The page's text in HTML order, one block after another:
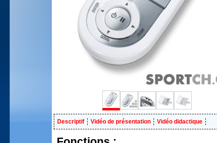
Descriptif Vidéo de présentation Vidéo didactique